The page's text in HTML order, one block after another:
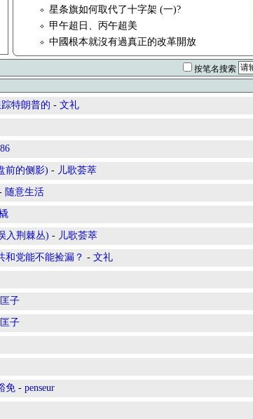
星条旗如何取代了十字架 (一)?
甲午超日、丙午超美
中國根本就沒有過真正的改革開放
按笔名搜索
特朗普的 - 文礼
前的侧影) - 儿歌荟萃
随意生活
入荆棘丛) - 儿歌荟萃
和党能不能捡漏？ - 文礼
子
子
免 - penseur